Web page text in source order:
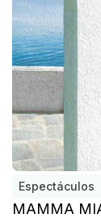
Espectáculos